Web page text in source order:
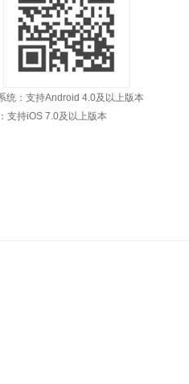
：支持Android 4.0及以上版本
持iOS 7.0及以上版本